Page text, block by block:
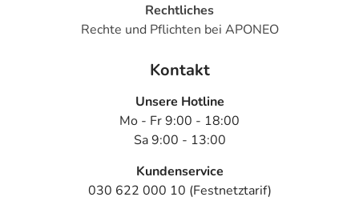
Rechtliches
Rechte und Pflichten bei APONEO
Kontakt
Unsere Hotline
Mo - Fr 9:00 - 18:00
Sa 9:00 - 13:00
Kundenservice
030 622 000 10 (Festnetztarif)